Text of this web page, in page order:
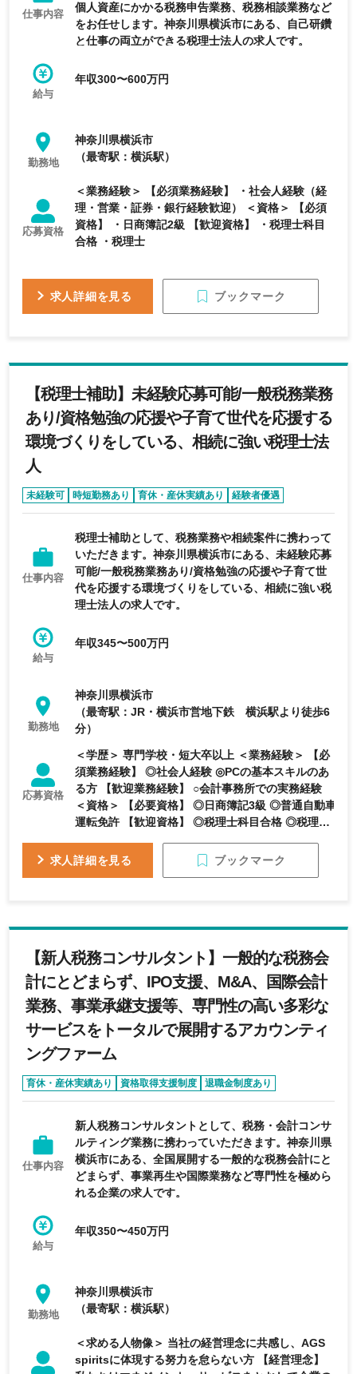
仕事内容
個人資産にかかる税務申告業務、税務相談業務など
をお任せします。神奈川県横浜市にある、自己研鑽
と仕事の両立ができる税理士法人の求人です。
給与
年収300〜600万円
勤務地
神奈川県横浜市
（最寄駅：横浜駅）
応募資格
＜業務経験＞ 【必須業務経験】 ・社会人経験（経
理・営業・証券・銀行経験歓迎） ＜資格＞ 【必須
資格】 ・日商簿記2級 【歓迎資格】 ・税理士科目
合格 ・税理士
求人詳細を見る ブックマーク
【税理士補助】未経験応募可能/一般税務業務
あり/資格勉強の応援や子育て世代を応援する
環境づくりをしている、相続に強い税理士法
人
未経験可 時短勤務あり 育休・産休実績あり
経験者優遇
リモートワーク可能
仕事内容
税理士補助として、税務業務や相続案件に携わって
いただきます。神奈川県横浜市にある、未経験応募
可能/一般税務業務あり/資格勉強の応援や子育て世
代を応援する環境づくりをしている、相続に強い税
理士法人の求人です。
給与
年収345〜500万円
勤務地
神奈川県横浜市
（最寄駅：JR・横浜市営地下鉄 横浜駅より徒歩6
分）
応募資格
＜学歴＞ 専門学校・短大卒以上 ＜業務経験＞ 【必
須業務経験】 ◎社会人経験 ◎PCの基本スキルのあ
る方 【歓迎業務経験】 ○会計事務所での実務経験
＜資格＞ 【必要資格】 ◎日商簿記3級 ◎普通自動車
運転免許 【歓迎資格】 ◎税理士科目合格 ◎税理士
・柔軟に物事を考えられる人 ・チャレンジ精神旺
求人詳細を見る ブックマーク
【新人税務コンサルタント】一般的な税務会
計にとどまらず、IPO支援、M&A、国際会計
業務、事業承継支援等、専門性の高い多彩な
サービスをトータルで展開するアカウンティ
ングファーム
育休・産休実績あり 資格取得支援制度
退職金制度あり
未経験可
完全週休2日制
仕事内容
新人税務コンサルタントとして、税務・会計コンサ
ルティング業務に携わっていただきます。神奈川県
横浜市にある、全国展開する一般的な税務会計にと
どまらず、事業再生や国際業務など専門性を極めら
れる企業の求人です。
給与
年収350〜450万円
勤務地
神奈川県横浜市
（最寄駅：横浜駅）
＜求める人物像＞ 当社の経営理念に共感し、AGS
spiritsに体現する努力を怠らない方 【経営理念】